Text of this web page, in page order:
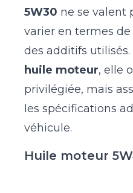
5W30 ne se valent
varier en termes
des additifs utilisés.
huile moteur, elle
privilégiée, mais
les spécifications
véhicule.
Huile moteur